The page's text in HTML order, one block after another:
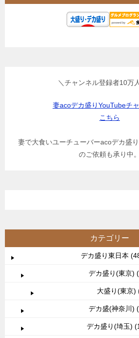
＼チャンネル登録者10万
妻acoデカ盛りYouTubeチ
こちら
妻で大食いユーチューバーacoデカ盛
のご依頼も承り中。
カテゴリー
デカ盛り東日本
デカ盛り(東京)
大盛り(東京)
デカ盛(神奈川)
デカ盛り(埼玉)